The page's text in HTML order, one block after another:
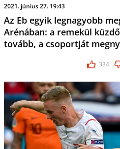
2021. június 27. 19:43
Az Eb egyik legnagyobb
Arénában: a remekül
tovább, a csoportját
334